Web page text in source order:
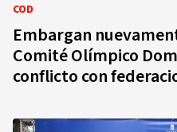
COD
Embargan
Comité Olímpico
conflicto con